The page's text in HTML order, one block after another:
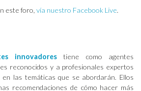
este foro, vía nuestro Facebook Live.
innovadores tiene como agentes
reconocidos y a profesionales expertos
las temáticas que se abordarán. Ellos
recomendaciones de cómo hacer más